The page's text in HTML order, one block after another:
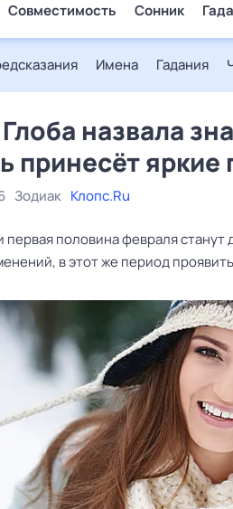
Совместимость Сонник
Имена Гадания
назвала
принесёт
Зодиак Клопс.Ru
первая половина февраля
в этот же период